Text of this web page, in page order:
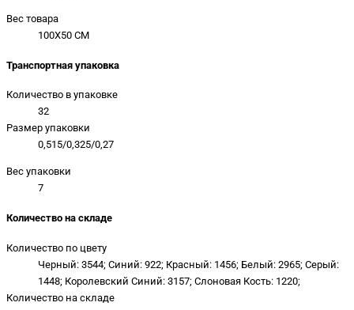
Вес товара
100X50 CM
Транспортная упаковка
Количество в упаковке
32
Размер упаковки
0,515/0,325/0,27
Вес упаковки
7
Количество на складе
Количество по цвету
Черный: 3544; Синий: 922; Красный: 1456; Белый: 2965; Серый:
1448; Королевский Синий: 3157; Слоновая Кость: 1220;
Количество на складе